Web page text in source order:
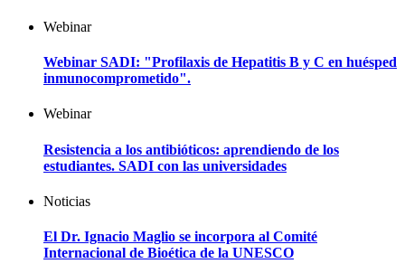
Webinar
Webinar SADI: "Profilaxis de Hepatitis B y C en huésped
inmunocomprometido".
Webinar
Resistencia a los antibióticos: aprendiendo de los
estudiantes. SADI con las universidades
Noticias
El Dr. Ignacio Maglio se incorpora al Comité
Internacional de Bioética de la UNESCO